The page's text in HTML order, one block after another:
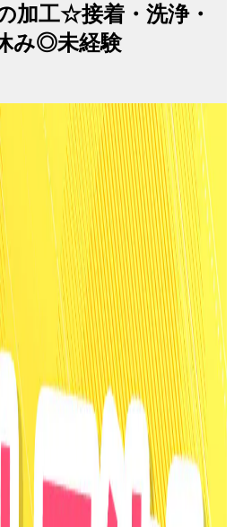
加工☆接着・洗浄・
み◎未経験